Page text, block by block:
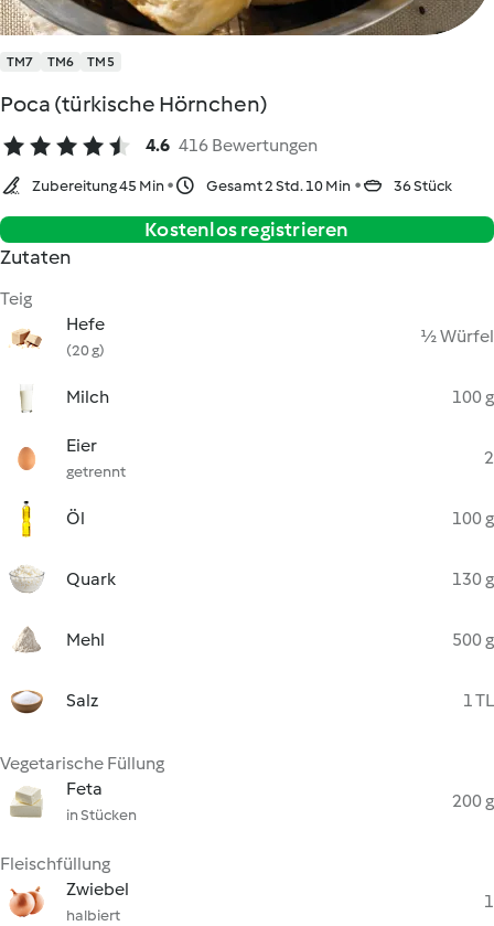
TM7 TM6 TM5
Poca (türkische Hörnchen)
4.6 416 Bewertungen
Zubereitung 45 Min Gesamt 2 Std. 10 Min 36 Stück
Kostenlos registrieren
Zutaten
Teig
Hefe
(20 g)
½ Würfel
Milch 100 g
Eier
getrennt
2
Öl 100 g
Quark 130 g
Mehl 500 g
Salz 1 TL
Vegetarische Füllung
Feta
in Stücken
200 g
Fleischfüllung
Zwiebel
halbiert
1